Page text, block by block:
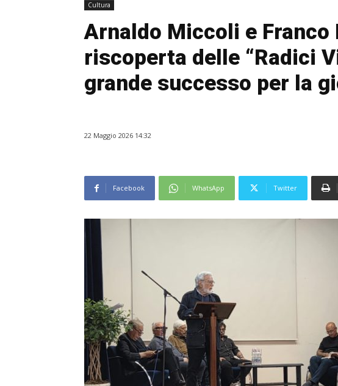
Cultura
Arnaldo Miccoli e Franco
riscoperta delle “Radici
grande successo per la
22 Maggio 2026 14:32
Facebook WhatsApp Twitter